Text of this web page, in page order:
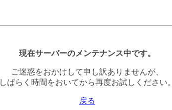
現在サーバーのメンテナンス中です。
ご迷惑をおかけして申し訳ありませんが、
しばらく時間をおいてから再度お試しください。
戻る